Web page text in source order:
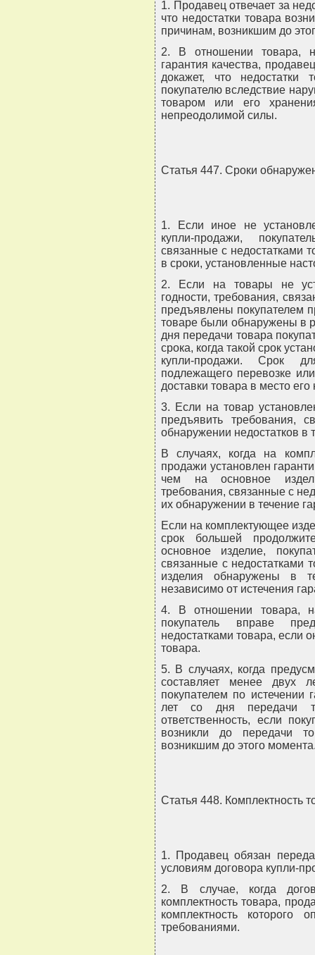
1. Продавец отвечает за
что недостатки товара
причинам, возникшим до
2. В отношении товара,
гарантия качества,
докажет, что недостатки
покупателю вследствие
товаром или его
непреодолимой силы.
Статья 447. Сроки
1. Если иное не
купли-продажи,
связанные с недостатками
в сроки, установленные
2. Если на товары не
годности, требования,
предъявлены покупателем
товаре были обнаружены в
дня передачи товара
срока, когда такой срок
купли-продажи. Срок
подлежащего перевозке
доставки товара в место его
3. Если на товар
предъявить требования,
обнаружении недостатков в
В случаях, когда на
продажи установлен
чем на основное
требования, связанные с
их обнаружении в течение
Если на комплектующее
срок большей
основное изделие,
связанные с недостатками
изделия обнаружены в
независимо от истечения
4. В отношении товара,
покупатель вправе
недостатками товара, если
товара.
5. В случаях, когда
составляет менее двух
покупателем по истечении
лет со дня передачи
ответственность, если
возникли до передачи
возникшим до этого
Статья 448. Комплектность
1. Продавец обязан
условиям договора купли-
2. В случае, когда
комплектность товара,
комплектность которого
требованиями.